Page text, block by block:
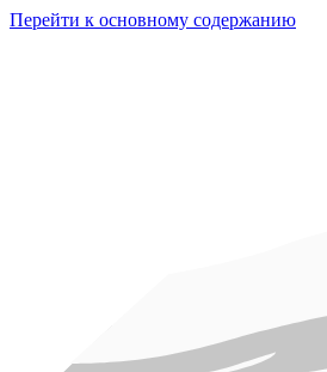
Перейти к основному содержанию